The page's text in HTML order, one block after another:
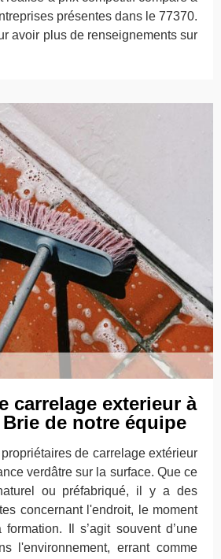
présentes dans le 77370.
avoir plus de renseignements sur
carrelage exterieur à
de notre équipe
de carrelage extérieur
verdâtre sur la surface. Que ce
ou préfabriqué, il y a des
concernant l'endroit, le moment
Il s’agit souvent d’une
l'environnement, errant comme